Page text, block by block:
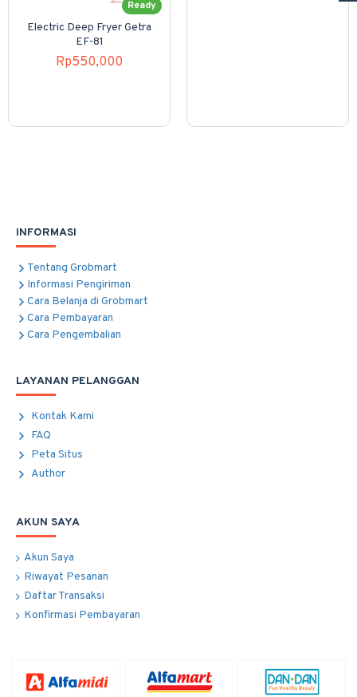
Ready
Electric Deep Fryer Getra
EF-81
Rp550,000
INFORMASI
Tentang Grobmart
Informasi Pengiriman
Cara Belanja di Grobmart
Cara Pembayaran
Cara Pengembalian
LAYANAN PELANGGAN
Kontak Kami
FAQ
Peta Situs
Author
AKUN SAYA
Akun Saya
Riwayat Pesanan
Daftar Transaksi
Konfirmasi Pembayaran